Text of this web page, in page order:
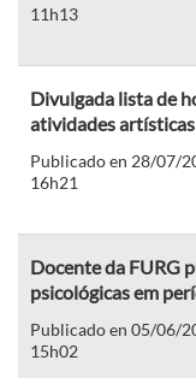
11h13
Divulgada lista de
atividades
Publicado en 28/07/
16h21
Docente da FURG
psicológicas em
Publicado en 05/06/
15h02